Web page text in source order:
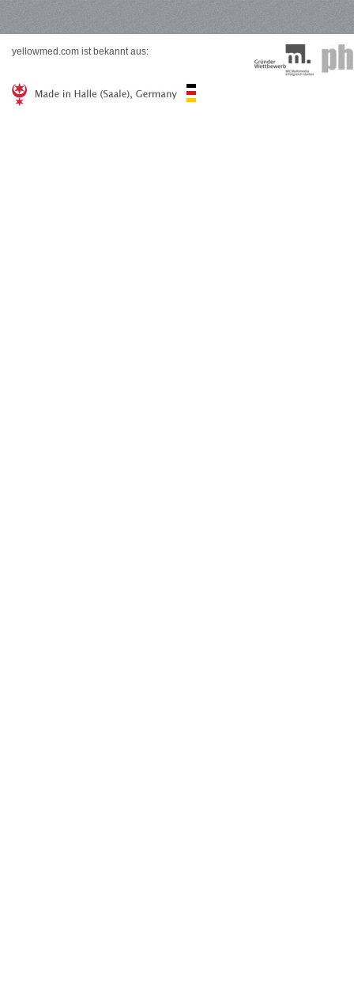
yellowmed.com ist bekannt aus: